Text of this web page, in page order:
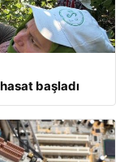
başladı